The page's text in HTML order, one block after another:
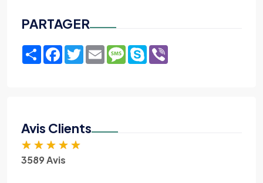
PARTAGER
ShareFacebook
TwitterEmailMessage
Skype
Avis Clients
★ ★ ★ ★ ★
3589 Avis